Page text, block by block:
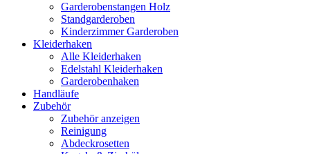
Garderobenstangen Holz
Standgarderoben
Kinderzimmer Garderoben
Kleiderhaken
Alle Kleiderhaken
Edelstahl Kleiderhaken
Garderobenhaken
Handläufe
Zubehör
Zubehör anzeigen
Reinigung
Abdeckrosetten